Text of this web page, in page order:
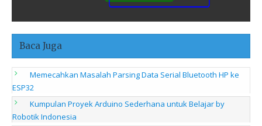
Baca Juga
Memecahkan Masalah Parsing Data Serial Bluetooth HP ke
ESP32
Kumpulan Proyek Arduino Sederhana untuk Belajar by
Robotik Indonesia